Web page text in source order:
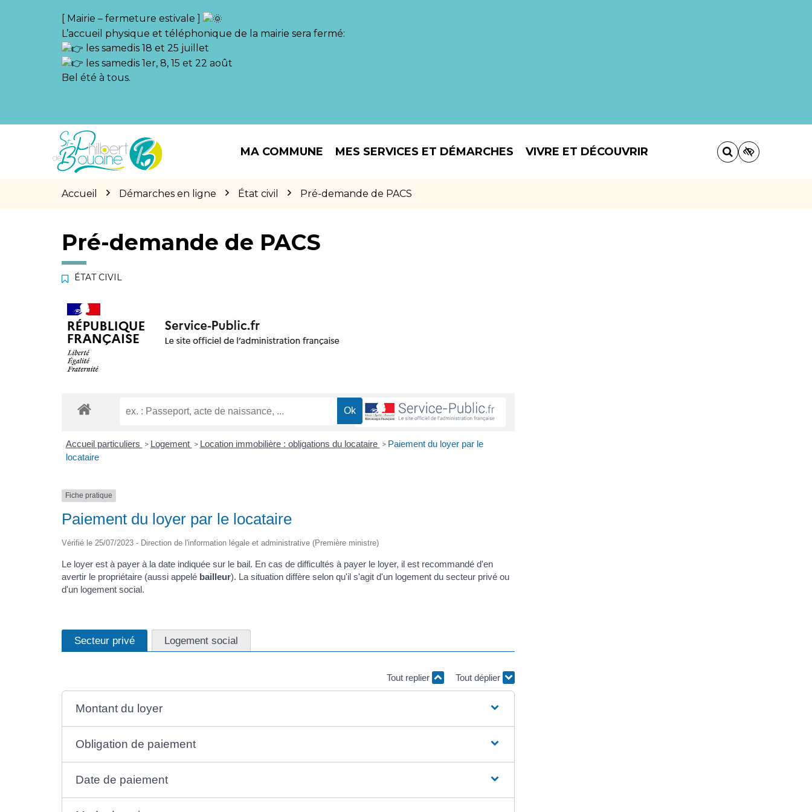
[ Mairie – fermeture estivale ]
L’accueil physique et téléphonique de la mairie sera fermé:
les samedis 18 et 25 juillet
les samedis 1er, 8, 15 et 22 août
Bel été à tous.
MA COMMUNE MES SERVICES ET DÉMARCHES VIVRE ET DÉCOUVRIR
Accueil Démarches en ligne État civil Pré-demande de PACS
Pré-demande de PACS
ÉTAT CIVIL
Accueil particuliers > Logement > Location immobilière : obligations du locataire > Paiement du loyer par le
locataire
Fiche pratique
Paiement du loyer par le locataire
Vérifié le 25/07/2023 - Direction de l'information légale et administrative (Première ministre)
Le loyer est à payer à la date indiquée sur le bail. En cas de difficultés à payer le loyer, il est recommandé d'en
avertir le propriétaire (aussi appelé bailleur). La situation diffère selon qu'il s'agit d'un logement du secteur privé ou
d'un logement social.
Secteur privé Logement social
Tout replier Tout déplier
Montant du loyer
Obligation de paiement
Date de paiement